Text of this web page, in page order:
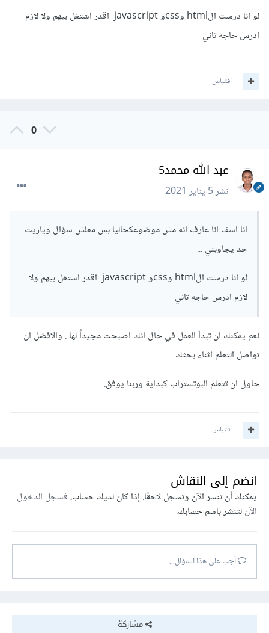
لو انا درست الhtml وcssو javascript اقدر اشتغل بيهم ولا لازم
ادرس حاجه تاني
اقتباس
0
عبد الله محمد5
نشر5 يناير 2021
انا اسف انا عارف انه مش موضوعكحاليا بس معلش سؤال وياريت
حد يجاوبني ...
لو انا درست الhtml وcssو javascript اقدر اشتغل بيهم ولا
لازم ادرس حاجه تاني
نعم يمكنك ان تبدأ العمل في حال انك اصبحت مجيداً لها . والافضل ان
تواصل التعلم اثناء بحثك
حاول ان تتعلم البوتستراب كبداية وربنا يوفق.
اقتباس
انضم إلى النقاش
يمكنك أن تنشر الآن وتسجل لاحقًا. إذا كان لديك حساب،فسجل الدخول
الآنلتنشر باسم حسابك.
أجب على هذا السؤال...
مشاركة